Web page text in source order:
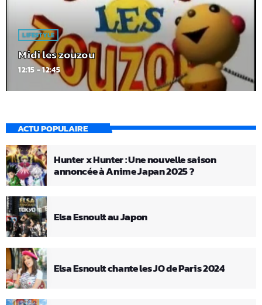
LIFESTYLE
Midi les zouzou
12:15 - 12:45
ACTU POPULAIRE
Hunter x Hunter : Une nouvelle saison
annoncée à Anime Japan 2025 ?
Elsa Esnoult au Japon
Elsa Esnoult chante les JO de Paris 2024